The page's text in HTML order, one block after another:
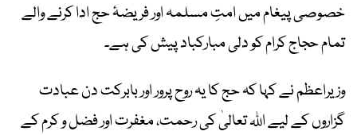
خصوصی پیغام میں امتِ مسلمہ اور فریضۂ حج ادا کرنے والے
تمام حجاج کرام کو دلی مبارکباد پیش کی ہے۔
وزیراعظم نے کہا کہ حج کا یہ روح پرور اور بابرکت دن عبادت
گزاروں کے لیے اللہ تعالیٰ کی رحمت، مغفرت اور فضل و کرم کے